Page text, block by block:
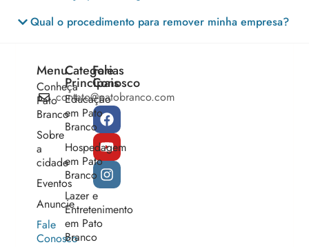
Qual o procedimento para remover minha empresa?
Menu
Conheça
Pato
Branco
Sobre
a
cidade
Eventos
Anuncie
Fale
Conosco
Categorias
Principais
Educação
em Pato
Branco
Hospedagem
em Pato
Branco
Lazer e
Entretenimento
em Pato
Branco
Fale
Conosco
contato@patobranco.com